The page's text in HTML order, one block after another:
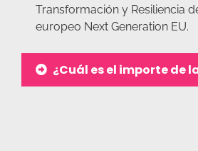
Transformación y Resiliencia
europeo Next Generation EU.
¿Cuál es el importe de